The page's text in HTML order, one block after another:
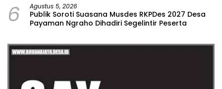
6 Agustus 5, 2026
Publik Soroti Suasana Musdes RKPDes 2027 Desa
Payaman Ngraho Dihadiri Segelintir Peserta